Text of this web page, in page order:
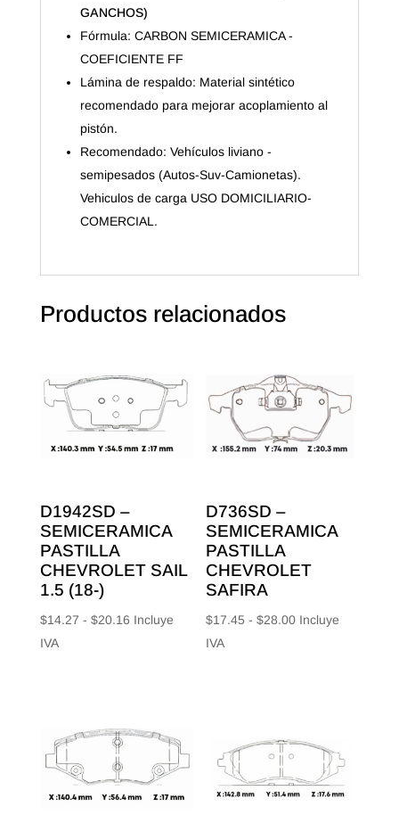
GANCHOS)
Fórmula: CARBON SEMICERAMICA -
COEFICIENTE FF
Lámina de respaldo: Material sintético
recomendado para mejorar acoplamiento al
pistón.
Recomendado: Vehículos liviano -
semipesados (Autos-Suv-Camionetas).
Vehiculos de carga USO DOMICILIARIO-
COMERCIAL.
Productos relacionados
D1942SD –
SEMICERAMICA
PASTILLA
CHEVROLET SAIL
1.5 (18-)
$14.27 - $20.16Rango
hasta
Incluye
IVA
D736SD –
SEMICERAMICA
PASTILLA
CHEVROLET
SAFIRA
$17.45 - $28.00Rango
$28.00
Incluye
IVA